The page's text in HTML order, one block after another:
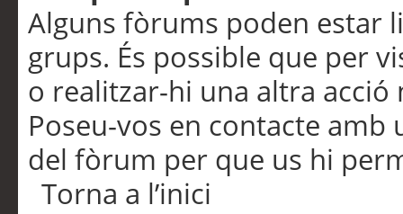
Alguns fòrums poden estar
grups. És possible que per
o realitzar-hi una altra acció
Poseu-vos en contacte
del fòrum per que us hi
Torna a l’inici